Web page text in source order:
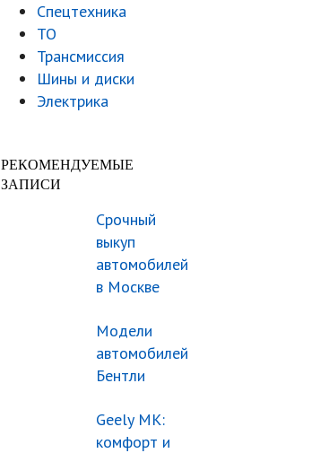
Спецтехника
ТО
Трансмиссия
Шины и диски
Электрика
РЕКОМЕНДУЕМЫЕ
ЗАПИСИ
Срочный
выкуп
автомобилей
в Москве
Модели
автомобилей
Бентли
Geely МК:
комфорт и